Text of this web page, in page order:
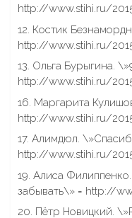
http://www.stihi.ru/
12. Костик
http://www.stihi.ru/
13. Ольга Бурыгина.
http://www.stihi.ru/
16. Маргарита
http://www.stihi.ru/
17. Алимдюл.
http://www.stihi.ru/
19. Алиса
забывать\» = http://
20. Пётр Новицкий.